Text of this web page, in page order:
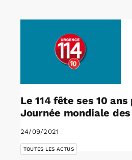
Le 114 fête ses 10
Journée mondiale
24/09/2021
TOUTES LES ACTUS